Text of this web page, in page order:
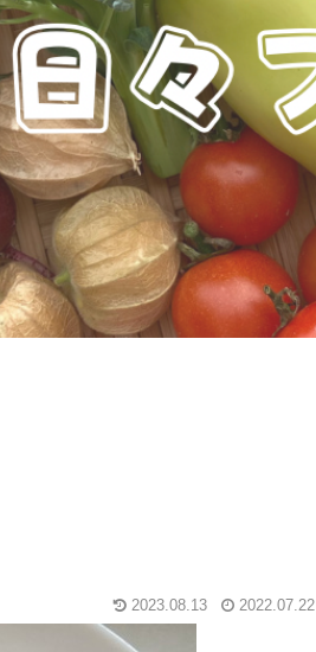
2023.08.13 2022.07.22